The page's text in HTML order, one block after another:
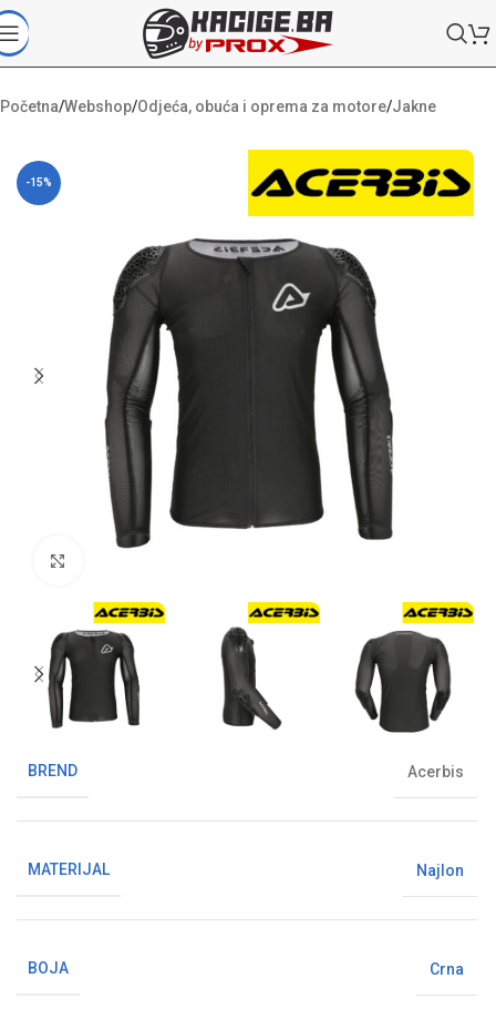
Početna/Webshop/Odjeća, obuća i oprema za motore/Jakne
-15%
BREND Acerbis
MATERIJAL Najlon
BOJA Crna